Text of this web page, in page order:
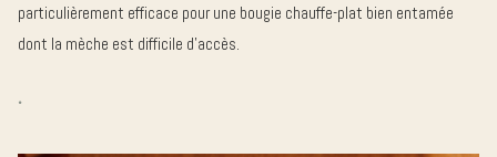
particulièrement efficace pour une bougie chauffe-plat bien entamée
dont la mèche est difficile d’accès.
.